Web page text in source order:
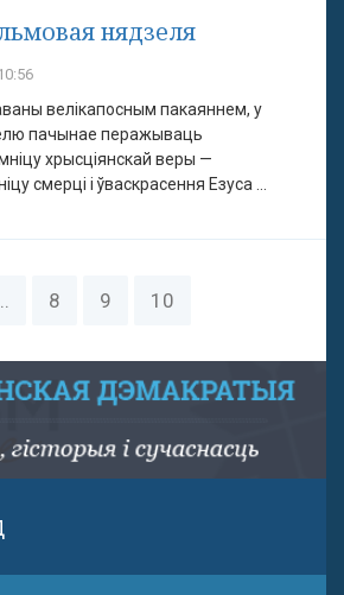
нядзеля
велікапосным пакаяннем, у
пачынае перажываць
хрысціянскай веры —
смерці і ўваскрасення Езуса ...
8 9 10